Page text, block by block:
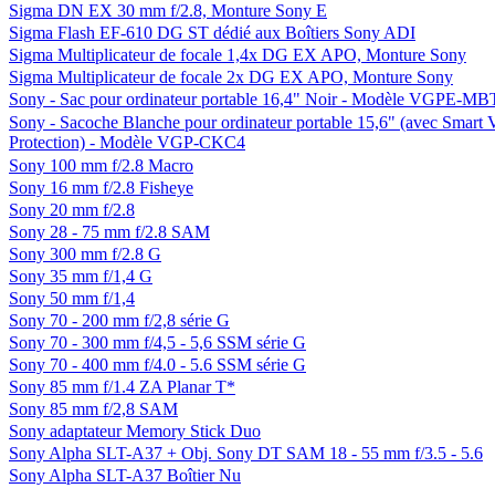
Sigma DN EX 30 mm f/2.8, Monture Sony E
Sigma Flash EF-610 DG ST dédié aux Boîtiers Sony ADI
Sigma Multiplicateur de focale 1,4x DG EX APO, Monture Sony
Sigma Multiplicateur de focale 2x DG EX APO, Monture Sony
Sony - Sac pour ordinateur portable 16,4" Noir - Modèle VGPE-
Sony - Sacoche Blanche pour ordinateur portable 15,6" (avec Smart
Protection) - Modèle VGP-CKC4
Sony 100 mm f/2.8 Macro
Sony 16 mm f/2.8 Fisheye
Sony 20 mm f/2.8
Sony 28 - 75 mm f/2.8 SAM
Sony 300 mm f/2.8 G
Sony 35 mm f/1,4 G
Sony 50 mm f/1,4
Sony 70 - 200 mm f/2,8 série G
Sony 70 - 300 mm f/4,5 - 5,6 SSM série G
Sony 70 - 400 mm f/4.0 - 5.6 SSM série G
Sony 85 mm f/1.4 ZA Planar T*
Sony 85 mm f/2,8 SAM
Sony adaptateur Memory Stick Duo
Sony Alpha SLT-A37 + Obj. Sony DT SAM 18 - 55 mm f/3.5 - 5.6
Sony Alpha SLT-A37 Boîtier Nu